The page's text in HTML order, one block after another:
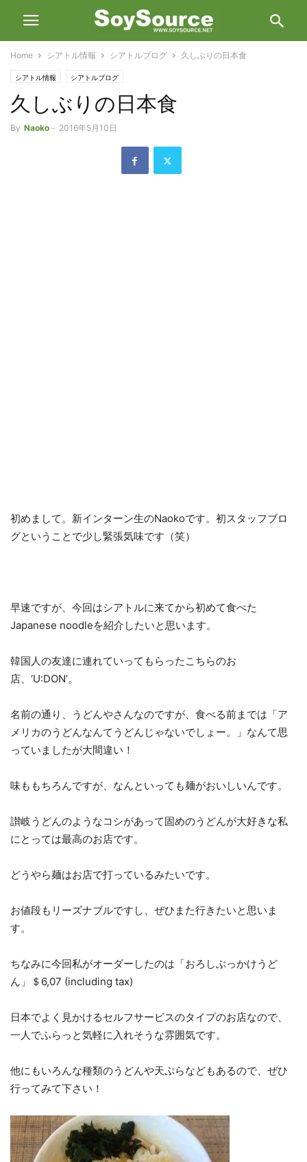
Home シアトル情報 シアトルブログ 久しぶりの日本食
シアトル情報 シアトルブログ
久しぶりの日本食
By Naoko - 2016年5月10日
初めまして。新インターン生のNaokoです。初スタッフブロ
グということで少し緊張気味です（笑）
早速ですが、今回はシアトルに来てから初めて食べた
Japanese noodleを紹介したいと思います。
韓国人の友達に連れていってもらったこちらのお
店、‘U:DON’。
名前の通り、うどんやさんなのですが、食べる前までは「ア
メリカのうどんなんてうどんじゃないでしょー。」なんて思
っていましたが大間違い！
味ももちろんですが、なんといっても麺がおいしいんです。
讃岐うどんのようなコシがあって固めのうどんが大好きな私
にとっては最高のお店です。
どうやら麺はお店で打っているみたいです。
お値段もリーズナブルですし、ぜひまた行きたいと思いま
す。
ちなみに今回私がオーダーしたのは「おろしぶっかけうど
ん」＄6,07 (including tax)
日本でよく見かけるセルフサービスのタイプのお店なので、
一人でふらっと気軽に入れそうな雰囲気です。
他にもいろんな種類のうどんや天ぷらなどもあるので、ぜひ
行ってみて下さい！